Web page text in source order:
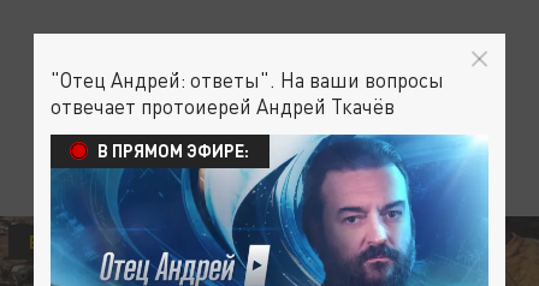
В МИРЕ
"Отец Андрей: ответы". На ваши вопросы
отвечает протоиерей Андрей Ткачёв
В ПРЯМОМ ЭФИРЕ: